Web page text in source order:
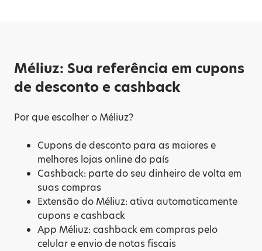
Méliuz: Sua referência em cupons
de desconto e cashback
Por que escolher o Méliuz?
Cupons de desconto para as maiores e
melhores lojas online do país
Cashback: parte do seu dinheiro de volta em
suas compras
Extensão do Méliuz: ativa automaticamente
cupons e cashback
App Méliuz: cashback em compras pelo
celular e envio de notas fiscais